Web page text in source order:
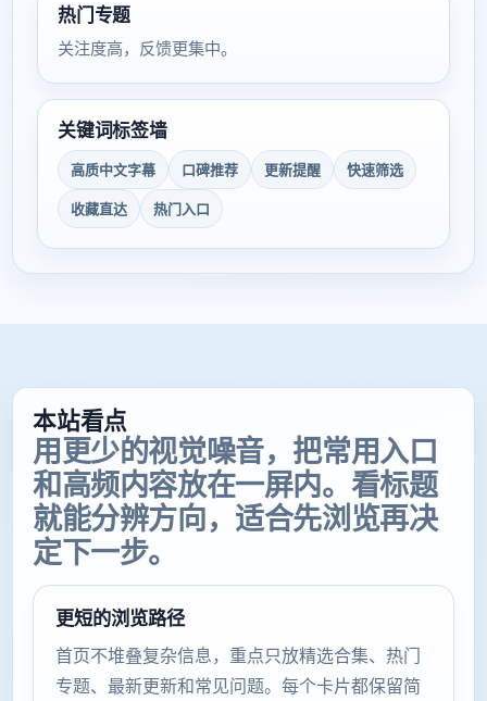
热门专题
关注度高，反馈更集中。
关键词标签墙
高质中文字幕 口碑推荐 更新提醒 快速筛选
收藏直达 热门入口
本站看点
用更少的视觉噪音，把常用入口
和高频内容放在一屏内。看标题
就能分辨方向，适合先浏览再决
定下一步。
更短的浏览路径
首页不堆叠复杂信息，重点只放精选合集、热门
专题、最新更新和常见问题。每个卡片都保留简